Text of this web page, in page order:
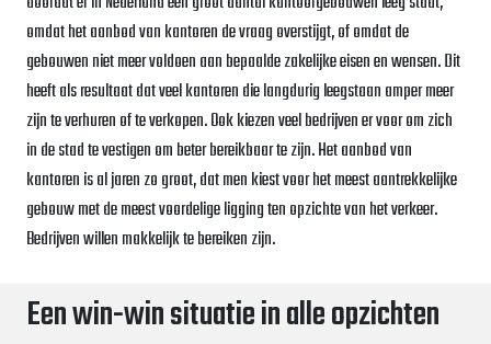
omdat het aanbod van kantoren de vraag overstijgt, of omdat de
gebouwen niet meer voldoen aan bepaalde zakelijke eisen en wensen. Dit
heeft als resultaat dat veel kantoren die langdurig leegstaan amper meer
zijn te verhuren of te verkopen. Ook kiezen veel bedrijven er voor om zich
in de stad te vestigen om beter bereikbaar te zijn. Het aanbod van
kantoren is al jaren zo groot, dat men kiest voor het meest aantrekkelijke
gebouw met de meest voordelige ligging ten opzichte van het verkeer.
Bedrijven willen makkelijk te bereiken zijn.
Een win-win situatie in alle opzichten